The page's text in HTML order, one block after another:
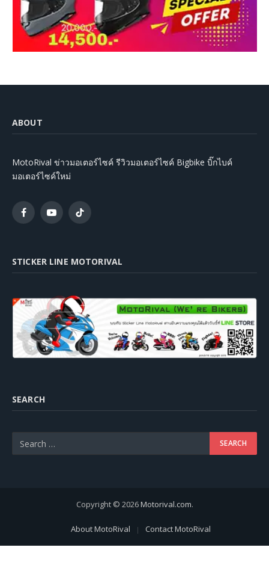
ABOUT
MotoRival ข่าวมอเตอร์ไซค์ รีวิวมอเตอร์ไซค์ Bigbike บิ๊กไบค์
มอเตอร์ไซค์ใหม่
FacebookYouTubeTikTok
STICKER LINE MOTORIVAL
SEARCH
Copyright © 2026Motorival.com.
About MotoRival Contact MotoRival